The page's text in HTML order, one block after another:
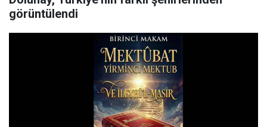
görüntülendi